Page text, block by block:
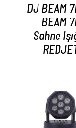
DJ BEAM
BEAM
Sahne